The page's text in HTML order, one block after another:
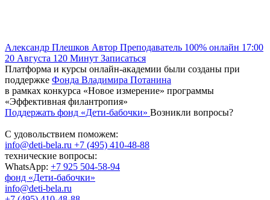
Александр Плешков Автор Преподаватель 100% онлайн 17:00
20 Августа 120 Минут Записаться
Платформа и курсы онлайн-академии были созданы при
поддержке Фонда Владимира Потанина
в рамках конкурса «Новое измерение» программы
«Эффективная филантропия»
Поддержать фонд «Дети-бабочки» Возникли вопросы?
С удовольствием поможем:
info@deti-bela.ru +7 (495) 410-48-88
технические вопросы:
WhatsApp: +7 925 504-58-94
фонд «Дети-бабочки»
info@deti-bela.ru